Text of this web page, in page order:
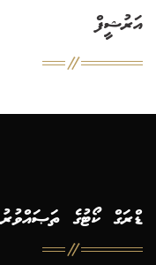
އަރުޝީފް
ޑްރަގް ކޯޓުގެ ތަޞައްވުރު